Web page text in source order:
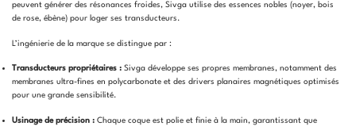
peuvent générer des résonances froides, Sivga utilise des essences nobles (noyer, bois
de rose, ébène) pour loger ses transducteurs.
L’ingénierie de la marque se distingue par :
Transducteurs propriétaires : Sivga développe ses propres membranes, notamment des
membranes ultra-fines en polycarbonate et des drivers planaires magnétiques optimisés
pour une grande sensibilité.
Usinage de précision : Chaque coque est polie et finie à la main, garantissant que